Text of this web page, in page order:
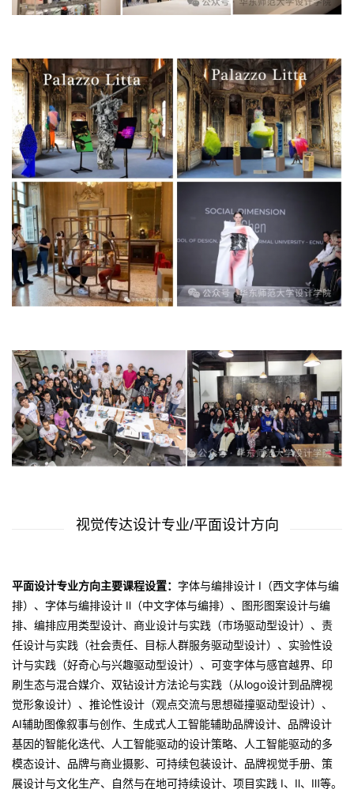
视觉传达设计专业/平面设计方向
平面设计专业方向主要课程设置： 字体与编排设计 I（西文字体与编
排）、字体与编排设计 Ⅱ（中文字体与编排）、图形图案设计与编
排、编排应用类型设计、商业设计与实践（市场驱动型设计）、责
任设计与实践（社会责任、目标人群服务驱动型设计）、实验性设
计与实践（好奇心与兴趣驱动型设计）、可变字体与感官越界、印
刷生态与混合媒介、双钻设计方法论与实践（从logo设计到品牌视
觉形象设计）、推论性设计（观点交流与思想碰撞驱动型设计）、
AI辅助图像叙事与创作、生成式人工智能辅助品牌设计、品牌设计
基因的智能化迭代、人工智能驱动的设计策略、人工智能驱动的多
模态设计、品牌与商业摄影、可持续包装设计、品牌视觉手册、策
展设计与文化生产、自然与在地可持续设计、项目实践 I、Ⅱ、Ⅲ等。